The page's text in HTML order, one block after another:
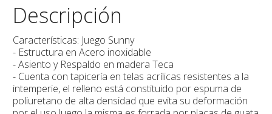
Descripción
Características: Juego Sunny
- Estructura en Acero inoxidable
- Asiento y Respaldo en madera Teca
- Cuenta con tapicería en telas acrílicas resistentes a la
intemperie, el relleno está constituido por espuma de
poliuretano de alta densidad que evita su deformación